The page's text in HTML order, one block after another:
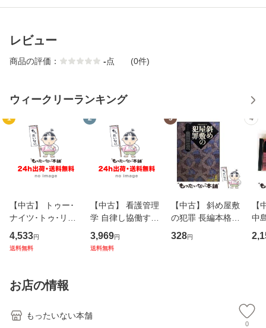
レビュー
商品の評価： -点 (0件)
ウィークリーランキング
1
【中古】 トゥー･
ナイツ･トゥ･リメ
ンバー / フェア・
ウォーニング / [C
4,533円
送料無料
2
【中古】 看護管理
学 自律し協働する
専門職の看護マネ
ジメントスキル 改
3,969円
送料無料
3
【中古】 斜め屋敷
の犯罪 長編本格推
理小説 (光文社文
庫) / 島田荘司 / 光
328円
4
【
中島
【
料
お店の情報
もったいない本舗
0